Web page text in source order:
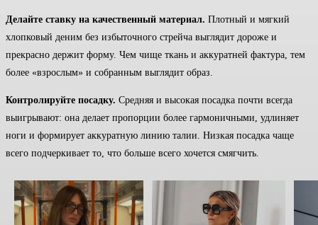
Делайте ставку на качественный материал. Плотный и мягкий
хлопковый деним без избыточного стрейча выглядит дороже и
прекрасно держит форму. Чем чище ткань и аккуратней фактура, тем
более «взрослым» и собранным выглядит образ.
Контролируйте посадку. Средняя и высокая посадка почти всегда
выигрывают: она делает пропорции более гармоничными, удлиняет
ноги и формирует аккуратную линию талии. Низкая посадка чаще
всего подчеркивает то, что больше всего хочется смягчить.